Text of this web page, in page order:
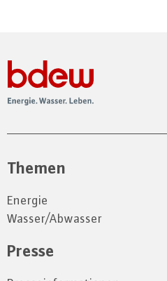
Themen
Energie
Wasser/Abwasser
Presse